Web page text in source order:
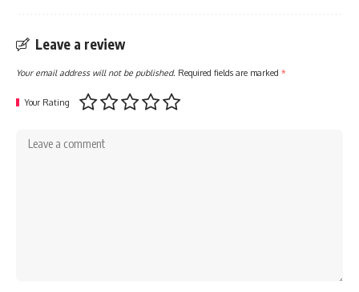
Leave a review
Your email address will not be published. Required fields are marked *
Your Rating